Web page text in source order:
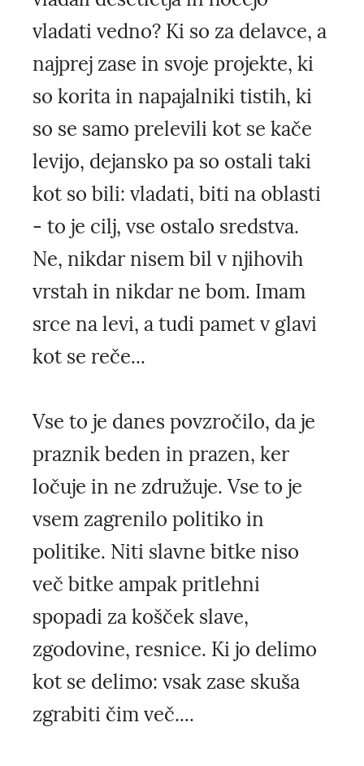
vladati vedno? Ki so za delavce, a
najprej zase in svoje projekte, ki
so korita in napajalniki tistih, ki
so se samo prelevili kot se kače
levijo, dejansko pa so ostali taki
kot so bili: vladati, biti na oblasti
- to je cilj, vse ostalo sredstva.
Ne, nikdar nisem bil v njihovih
vrstah in nikdar ne bom. Imam
srce na levi, a tudi pamet v glavi
kot se reče...
Vse to je danes povzročilo, da je
praznik beden in prazen, ker
ločuje in ne združuje. Vse to je
vsem zagrenilo politiko in
politike. Niti slavne bitke niso
več bitke ampak pritlehni
spopadi za košček slave,
zgodovine, resnice. Ki jo delimo
kot se delimo: vsak zase skuša
zgrabiti čim več....